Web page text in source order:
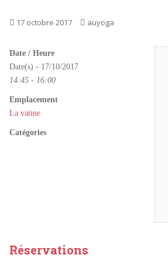
17 octobre 2017 auyoga
Date / Heure
Date(s) - 17/10/2017
14:45 - 16:00
Emplacement
La vatine
Catégories
Réservations